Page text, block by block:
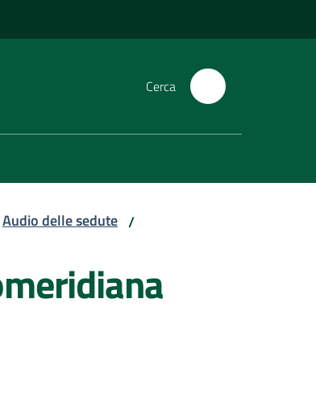
Cerca
Audio delle sedute /